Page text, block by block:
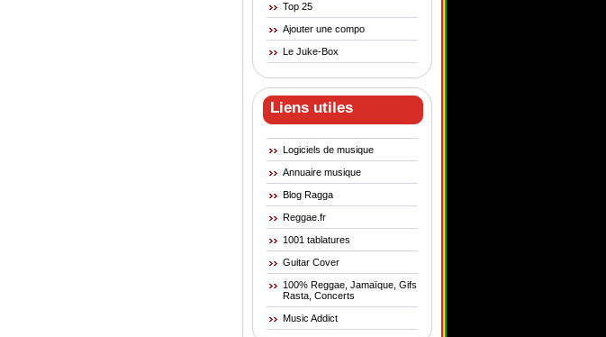
Top 25
Ajouter une compo
Le Juke-Box
Liens utiles
Logiciels de musique
Annuaire musique
Blog Ragga
Reggae.fr
1001 tablatures
Guitar Cover
100% Reggae, Jamaïque, Gifs
Rasta, Concerts
Music Addict